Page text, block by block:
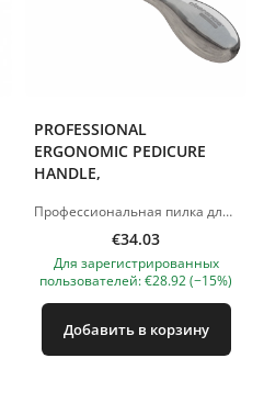
PROFESSIONAL
ERGONOMIC PEDICURE
HANDLE,
Профессиональная пилка для педикюра изготовлена ​​из высококачественного стального сплава Золинген. Удобная форма ручки обеспечивает мастеру максимальный комфорт при шлифовке и полную безопасность при удалении огрубевшей кожи и волдырей. Доступны 3 вида абразивных наклеек для швов. Эргономичная ручка напильника обеспечивает надежный и надежный захват. Движения выполняются с помощью мышц предплечья, плечевого сустава и плеча с большой точностью и силой, что предотвращает чрезмерное напряжение мелких мышц запястья. Сочетание эргономичных швов и абразивных наклеек Smart Glue обеспечивает максимальную безопасность и эффективность процедуры. Безопасен для использования при сахарном диабете и особенно при огрубевшей коже. Изображения продуктов носят иллюстративный характер. Если у вас есть какие-либо вопросы, мы всегда ждем вашего письма nanatallinn@gmail.com
€34.03
Для зарегистрированных
пользователей: €28.92 (−15%)
Добавить в корзину